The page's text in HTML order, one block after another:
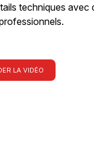
techniques avec
LA VIDÉO